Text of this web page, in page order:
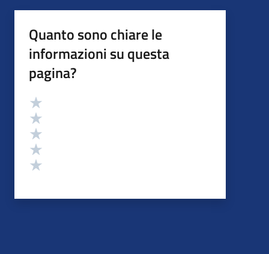
Quanto sono chiare le
informazioni su questa
pagina?
Valutazione